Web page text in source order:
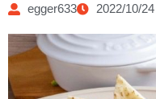
egger633 2022/10/24